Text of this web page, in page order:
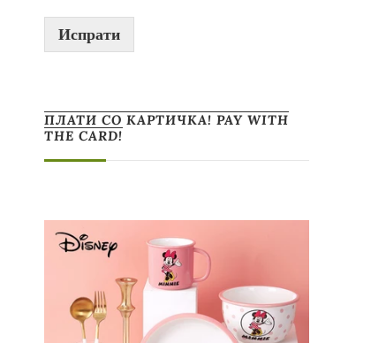
Испрати
ПЛАТИ СО КАРТИЧКА! PAY WITH
THE CARD!